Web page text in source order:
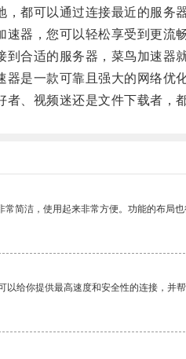
都可以通过连接最近的服务器
器，您可以轻松享受到更流畅
合适的服务器，菜鸟加速器就
一款可靠且强大的网络优化
、视频迷还是文件下载者，都
简洁，使用起来非常方便。功能的布局也
以给你提供最高速度和安全性的连接，并帮